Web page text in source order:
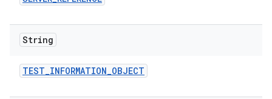
String
TEST_INFORMATION_OBJECT